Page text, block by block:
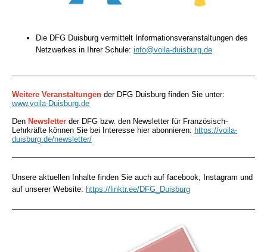
Die DFG Duisburg vermittelt Informationsveranstaltungen des
Netzwerkes in Ihrer Schule: info@voila-duisburg.de
Weitere Veranstaltungen der DFG Duisburg finden Sie unter:
www.voila-Duisburg.de
Den Newsletter der DFG bzw. den Newsletter für Französisch-
Lehrkräfte können Sie bei Interesse hier abonnieren: https://voila-
duisburg.de/newsletter/
Unsere aktuellen Inhalte finden Sie auch auf facebook, Instagram und
auf unserer Website: https://linktr.ee/DFG_Duisburg